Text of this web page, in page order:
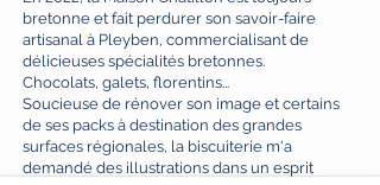
bretonne et fait perdurer son savoir-faire
artisanal à Pleyben, commercialisant de
délicieuses spécialités bretonnes.
Chocolats, galets, florentins...
Soucieuse de rénover son image et certains
de ses packs à destination des grandes
surfaces régionales, la biscuiterie m'a
demandé des illustrations dans un esprit